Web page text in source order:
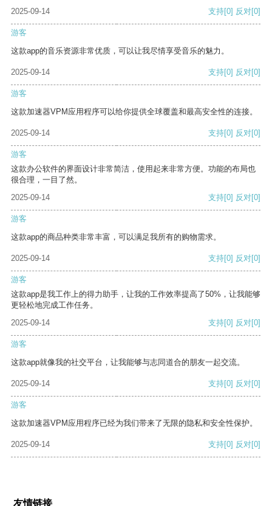
2025-09-14
支持[0] 反对[0]
游客
这款app的音乐资源非常优质，可以让我尽情享受音乐的魅力。
2025-09-14 支持[0] 反对[0]
游客
这款加速器VPM应用程序可以给你提供全球覆盖和最高安全性的连接。
2025-09-14 支持[0] 反对[0]
游客
这款办公软件的界面设计非常简洁，使用起来非常方便。功能的布局也
很合理，一目了然。
2025-09-14
支持[0] 反对[0]
游客
这款app的商品种类非常丰富，可以满足我所有的购物需求。
2025-09-14 支持[0] 反对[0]
游客
这款app是我工作上的得力助手，让我的工作效率提高了50%，让我能够
更轻松地完成工作任务。
2025-09-14
支持[0] 反对[0]
游客
这款app就像我的社交平台，让我能够与志同道合的朋友一起交流。
2025-09-14 支持[0] 反对[0]
游客
这款加速器VPM应用程序已经为我们带来了无限的隐私和安全性保护。
2025-09-14 支持[0] 反对[0]
友情链接